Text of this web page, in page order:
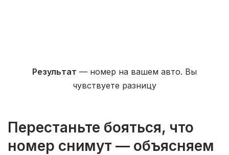
Результат — номер на вашем авто. Вы
чувствуете разницу
Перестаньте бояться, что
номер снимут — объясняем